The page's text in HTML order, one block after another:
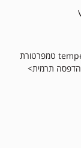
סביבת עבודה טמפרטורת עבודה: 0 ℃ ~ 40 temperature טמפרטורת